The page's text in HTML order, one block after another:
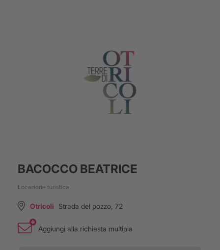
BACOCCO BEATRICE
Locazione turistica
Otricoli Strada del pozzo, 72
Aggiungi alla richiesta multipla